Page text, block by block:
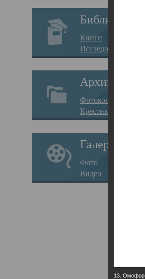
Библиотека
Книги
Исследования
Архив
Фотокопии дел
Крестные ходы
Галерея
Фото
Видео
13. Омофор.